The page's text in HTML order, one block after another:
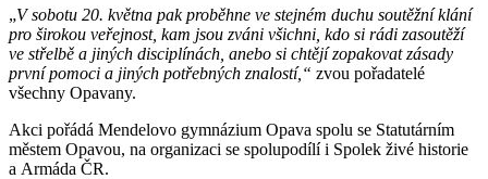
„V sobotu 20. května pak proběhne ve stejném duchu soutěžní klání
pro širokou veřejnost, kam jsou zváni všichni, kdo si rádi zasoutěží
ve střelbě a jiných disciplínách, anebo si chtějí zopakovat zásady
první pomoci a jiných potřebných znalostí,“ zvou pořadatelé
všechny Opavany.
Akci pořádá Mendelovo gymnázium Opava spolu se Statutárním
městem Opavou, na organizaci se spolupodílí i Spolek živé historie
a Armáda ČR.